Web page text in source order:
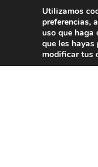
Utilizamos
preferencias,
uso que haga
que les
modificar tus